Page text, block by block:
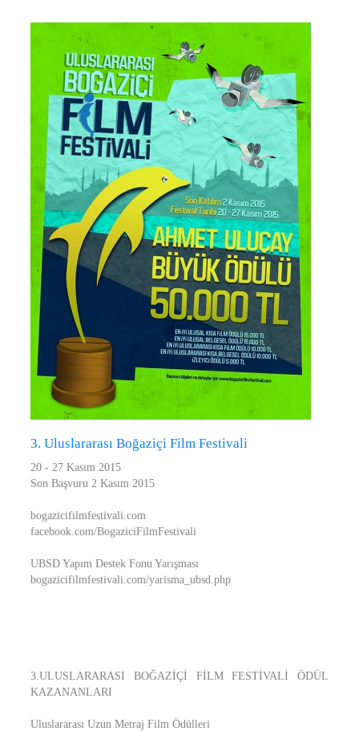
3. Uluslararası Boğaziçi Film Festivali
20 - 27 Kasım 2015
Son Başvuru 2 Kasım 2015
bogazicifilmfestivali.com
facebook.com/BogaziciFilmFestivali
UBSD Yapım Destek Fonu Yarışması
bogazicifilmfestivali.com/yarisma_ubsd.php
3.ULUSLARARASI BOĞAZİÇİ FİLM FESTİVALİ ÖDÜL
KAZANANLARI
Uluslararası Uzun Metraj Film Ödülleri